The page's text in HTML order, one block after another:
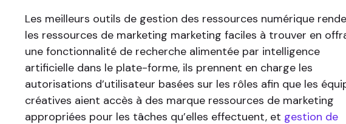
Les meilleurs outils de gestion des ressources numérique
les ressources de marketing marketing faciles à trouver en
une fonctionnalité de recherche alimentée par intelligence
artificielle dans le plate-forme, ils prennent en charge les
autorisations d’utilisateur basées sur les rôles afin que les
créatives aient accès à des marque ressources de marketing
appropriées pour les tâches qu’elles effectuent, et gestion de